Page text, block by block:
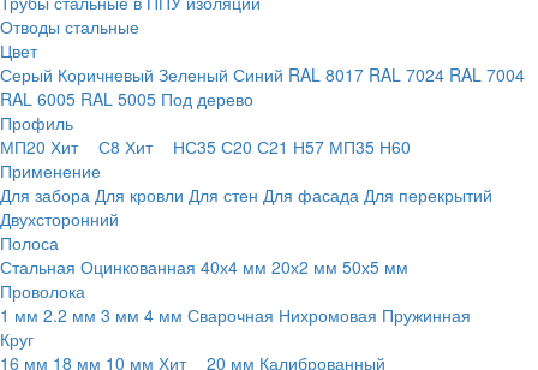
Отводы стальные
Цвет
Серый Коричневый Зеленый Синий RAL 8017 RAL 7024 RAL 7004
RAL 6005 RAL 5005 Под дерево
Профиль
МП20 Хит С8 Хит НС35 С20 С21 Н57 МП35 Н60
Применение
Для забора Для кровли Для стен Для фасада Для перекрытий
Двухсторонний
Полоса
Стальная Оцинкованная 40х4 мм 20х2 мм 50х5 мм
Проволока
1 мм 2.2 мм 3 мм 4 мм Сварочная Нихромовая Пружинная
Круг
16 мм 18 мм 10 мм Хит 20 мм Калиброванный